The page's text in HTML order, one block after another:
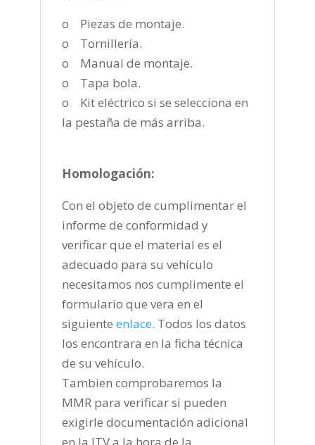
o Piezas de montaje.
o Tornillería.
o Manual de montaje.
o Tapa bola.
o Kit eléctrico si se selecciona en
la pestaña de más arriba.
Homologación:
Con el objeto de cumplimentar el
informe de conformidad y
verificar que el material es el
adecuado para su vehículo
necesitamos nos cumplimente el
formulario que vera en el
siguiente enlace. Todos los datos
los encontrara en la ficha técnica
de su vehículo.
Tambien comprobaremos la
MMR para verificar si pueden
exigirle documentación adicional
en la ITV a la hora de la